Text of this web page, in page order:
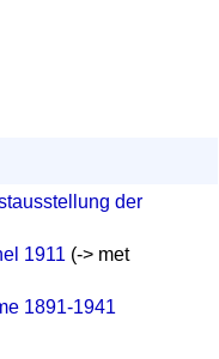
der
1911 (-> met
1891-1941